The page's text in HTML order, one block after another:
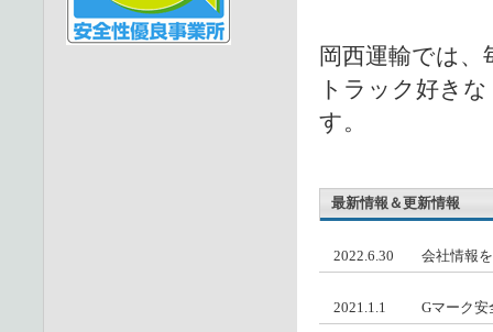
岡西運輸では
トラック好き
す。
最新情報＆更新情報
2022.6.30 会社情報
2021.1.1 Gマーク安